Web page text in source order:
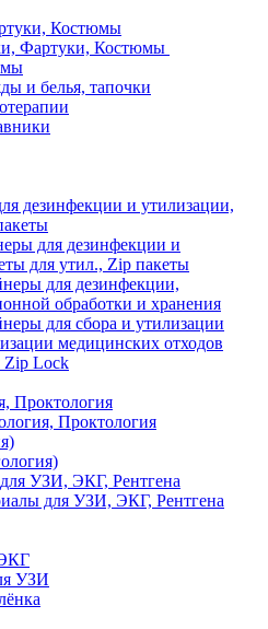
Костюмы
Фартуки, Костюмы
и белья, тапочки
дезинфекции и утилизации,
для дезинфекции и
для утил., Zip пакеты
для дезинфекции,
обработки и хранения
для сбора и утилизации
медицинских отходов
Zip Lock
Проктология
Проктология
УЗИ, ЭКГ, Рентгена
для УЗИ, ЭКГ, Рентгена
УЗИ